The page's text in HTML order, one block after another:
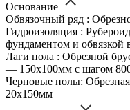
Основание
Обвязочный ряд :
Гидроизоляция :
фундаментом и обвязкой
Лаги пола : Обрезной
— 150х100мм с шагом
Черновые полы:
20х150мм